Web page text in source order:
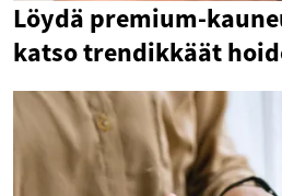
Löydä premium-
katso trendikkäät